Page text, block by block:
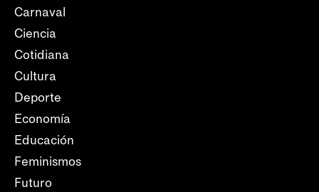
Carnaval
Ciencia
Cotidiana
Cultura
Deporte
Economía
Educación
Feminismos
Futuro